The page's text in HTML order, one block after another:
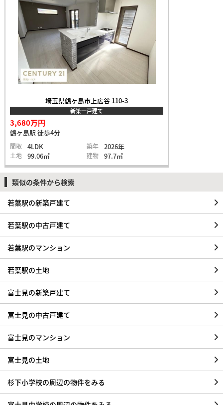
埼玉県鶴ヶ島市上広谷 110-3
新築一戸建て
3,680万円
鶴ヶ島駅 徒歩4分
間取 4LDK 築年 2026年
土地 99.06㎡ 建物 97.7㎡
類似の条件から検索
若葉駅の新築戸建て
若葉駅の中古戸建て
若葉駅のマンション
若葉駅の土地
富士見の新築戸建て
富士見の中古戸建て
富士見のマンション
富士見の土地
杉下小学校の周辺の物件をみる